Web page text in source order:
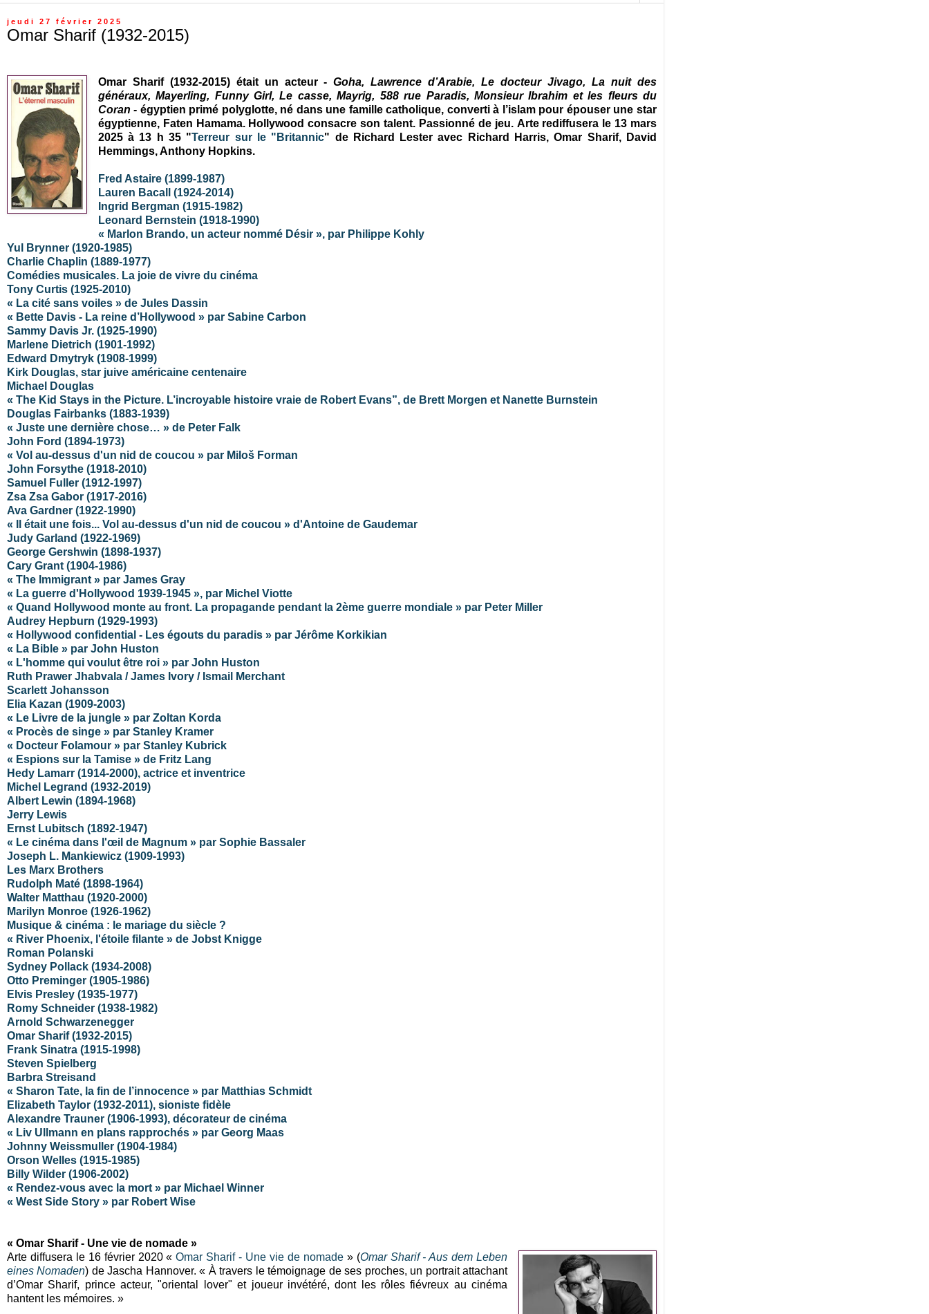
jeudi 27 février 2025
Omar Sharif (1932-2015)
Omar Sharif (1932-2015) était un acteur -Goha,Lawrence d’Arabie,Le docteur Jivago, La nuit des
généraux, Mayerling, Funny Girl, Le casse, Mayrig, 588 rue Paradis, Monsieur Ibrahim et les fleurs du
Coran - égyptien primé polyglotte, né dans une famille catholique, converti à l’islam pour épouser une star
égyptienne, Faten Hamama. Hollywood consacre son talent. Passionné de jeu. Arte rediffusera le 13 mars
2025 à 13 h 35 "Terreur sur le "Britannic" de Richard Lester avec Richard Harris, Omar Sharif, David
Hemmings, Anthony Hopkins.
Fred Astaire (1899-1987)
Lauren Bacall (1924-2014)
Ingrid Bergman (1915-1982)
Leonard Bernstein (1918-1990)
« Marlon Brando, un acteur nommé Désir », par Philippe Kohly
Yul Brynner (1920-1985)
Charlie Chaplin (1889-1977)
Comédies musicales. La joie de vivre du cinéma
Tony Curtis (1925-2010)
« La cité sans voiles » de Jules Dassin
« Bette Davis - La reine d’Hollywood » par Sabine Carbon
Sammy Davis Jr. (1925-1990)
Marlene Dietrich (1901-1992)
Edward Dmytryk (1908-1999)
Kirk Douglas, star juive américaine centenaire
Michael Douglas
« The Kid Stays in the Picture. L’incroyable histoire vraie de Robert Evans”, de Brett Morgen et Nanette Burnstein
Douglas Fairbanks (1883-1939)
« Juste une dernière chose… » de Peter Falk
John Ford (1894-1973)
« Vol au-dessus d'un nid de coucou » par Miloš Forman
John Forsythe (1918-2010)
Samuel Fuller (1912-1997)
Zsa Zsa Gabor (1917-2016)
Ava Gardner (1922-1990)
« Il était une fois... Vol au-dessus d'un nid de coucou » d'Antoine de Gaudemar
Judy Garland (1922-1969)
George Gershwin (1898-1937)
Cary Grant (1904-1986)
« The Immigrant » par James Gray
« La guerre d'Hollywood 1939-1945 », par Michel Viotte
« Quand Hollywood monte au front. La propagande pendant la 2ème guerre mondiale » par Peter Miller
Audrey Hepburn (1929-1993)
« Hollywood confidential - Les égouts du paradis » par Jérôme Korkikian
« La Bible » par John Huston
« L'homme qui voulut être roi » par John Huston
Ruth Prawer Jhabvala / James Ivory / Ismail Merchant
Scarlett Johansson
Elia Kazan (1909-2003)
« Le Livre de la jungle » par Zoltan Korda
« Procès de singe » par Stanley Kramer
« Docteur Folamour » par Stanley Kubrick
« Espions sur la Tamise » de Fritz Lang
Hedy Lamarr (1914-2000), actrice et inventrice
Michel Legrand (1932-2019)
Albert Lewin (1894-1968)
Jerry Lewis
Ernst Lubitsch (1892-1947)
« Le cinéma dans l'œil de Magnum » par Sophie Bassaler
Joseph L. Mankiewicz (1909-1993)
Les Marx Brothers
Rudolph Maté (1898-1964)
Walter Matthau (1920-2000)
Marilyn Monroe (1926-1962)
Musique & cinéma : le mariage du siècle ?
« River Phoenix, l'étoile filante » de Jobst Knigge
Roman Polanski
Sydney Pollack (1934-2008)
Otto Preminger (1905-1986)
Elvis Presley (1935-1977)
Romy Schneider (1938-1982)
Arnold Schwarzenegger
Omar Sharif (1932-2015)
Frank Sinatra (1915-1998)
Steven Spielberg
Barbra Streisand
« Sharon Tate, la fin de l’innocence » par Matthias Schmidt
Elizabeth Taylor (1932-2011), sioniste fidèle
Alexandre Trauner (1906-1993), décorateur de cinéma
« Liv Ullmann en plans rapprochés » par Georg Maas
Johnny Weissmuller (1904-1984)
Orson Welles (1915-1985)
Billy Wilder (1906-2002)
« Rendez-vous avec la mort » par Michael Winner
« West Side Story » par Robert Wise
« Omar Sharif - Une vie de nomade »
Arte diffusera le 16 février 2020 «Omar Sharif - Une vie de nomade» (Omar Sharif - Aus dem Leben
eines Nomaden) de Jascha Hannover. « À travers le témoignage de ses proches, un portrait attachant
d’Omar Sharif, prince acteur, "oriental lover" et joueur invétéré, dont les rôles fiévreux au cinéma
hantent les mémoires. »